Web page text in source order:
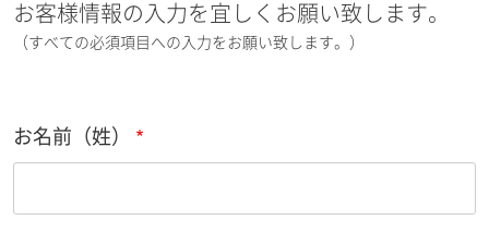
お客様情報の入力を宜しくお願い致します。
（すべての必須項目への入力をお願い致します。）
お名前（姓）